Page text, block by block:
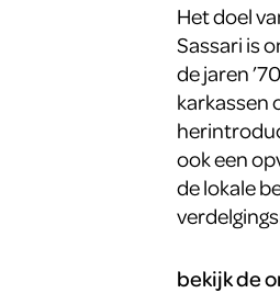
Het doel
Sassari is
de jaren
karkassen
ook een
de lokale
bekijk de